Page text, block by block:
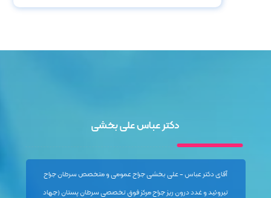
دکتر عباس علی بخشی
آقای دکتر عباس - علی بخشی جراح عمومی و متخصص سرطان جراح
تیروئید و غدد درون ریز جراح مرکز فوق تخصصی سرطان پستان (جهاد